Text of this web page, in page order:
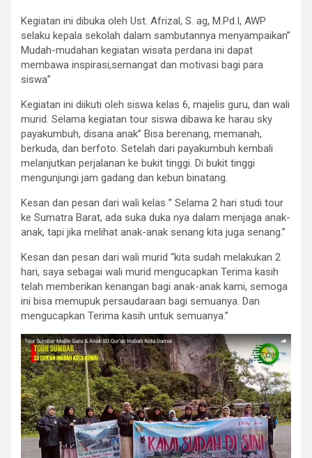
Kegiatan ini dibuka oleh Ust. Afrizal, S. ag, M.Pd.I, AWP
selaku kepala sekolah dalam sambutannya menyampaikan”
Mudah-mudahan kegiatan wisata perdana ini dapat
membawa inspirasi,semangat dan motivasi bagi para
siswa”
Kegiatan ini diikuti oleh siswa kelas 6, majelis guru, dan wali
murid. Selama kegiatan tour siswa dibawa ke harau sky
payakumbuh, disana anak” Bisa berenang, memanah,
berkuda, dan berfoto. Setelah dari payakumbuh kembali
melanjutkan perjalanan ke bukit tinggi. Di bukit tinggi
mengunjungi jam gadang dan kebun binatang.
Kesan dan pesan dari wali kelas ” Selama 2 hari studi tour
ke Sumatra Barat, ada suka duka nya dalam menjaga anak-
anak, tapi jika melihat anak-anak senang kita juga senang.”
Kesan dan pesan dari wali murid “kita sudah melakukan 2
hari, saya sebagai wali murid mengucapkan Terima kasih
telah memberikan kenangan bagi anak-anak kami, semoga
ini bisa memupuk persaudaraan bagi semuanya. Dan
mengucapkan Terima kasih untuk semuanya.”